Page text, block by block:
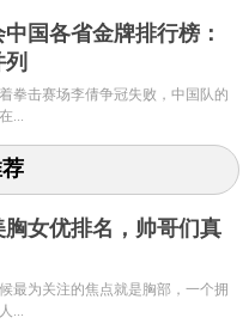
杯上获得双人10米台
男子单、双人3米板冠
子双人3米板季军、男
奥运会上获得跳水男子
国各省金牌排行榜：
拳击赛场李倩争冠失败，中国队的
...
胸女优排名，帅哥们真
最为关注的焦点就是胸部，一个拥
...